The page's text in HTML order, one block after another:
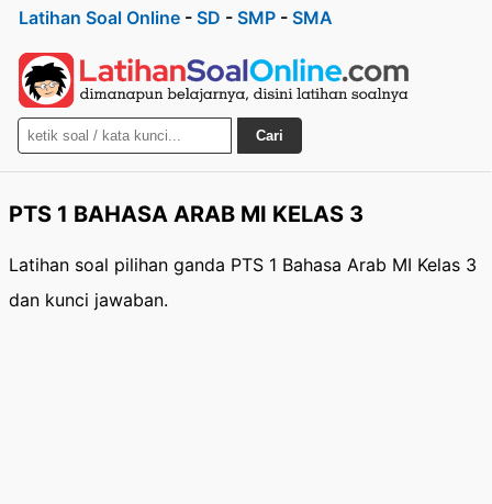
Latihan Soal Online - SD - SMP - SMA
Cari
PTS 1 BAHASA ARAB MI KELAS 3
Latihan soal pilihan ganda PTS 1 Bahasa Arab MI Kelas 3
dan kunci jawaban.